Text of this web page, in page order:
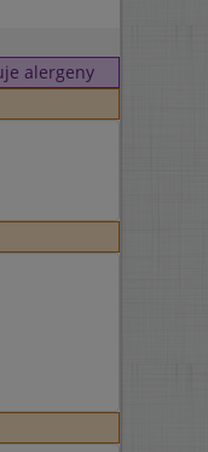
alergeny